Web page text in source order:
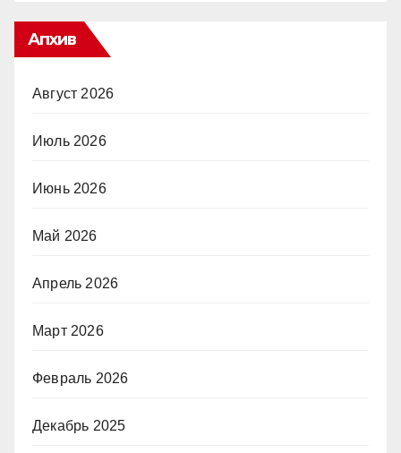
Апхив
Август 2026
Июль 2026
Июнь 2026
Май 2026
Апрель 2026
Март 2026
Февраль 2026
Декабрь 2025